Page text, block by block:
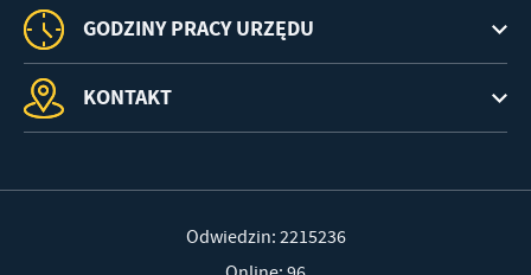
GODZINY PRACY URZĘDU
KONTAKT
Odwiedzin: 2215236